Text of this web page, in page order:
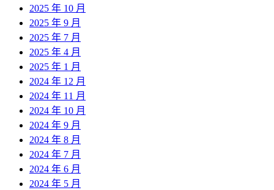
2025 年 10 月
2025 年 9 月
2025 年 7 月
2025 年 4 月
2025 年 1 月
2024 年 12 月
2024 年 11 月
2024 年 10 月
2024 年 9 月
2024 年 8 月
2024 年 7 月
2024 年 6 月
2024 年 5 月